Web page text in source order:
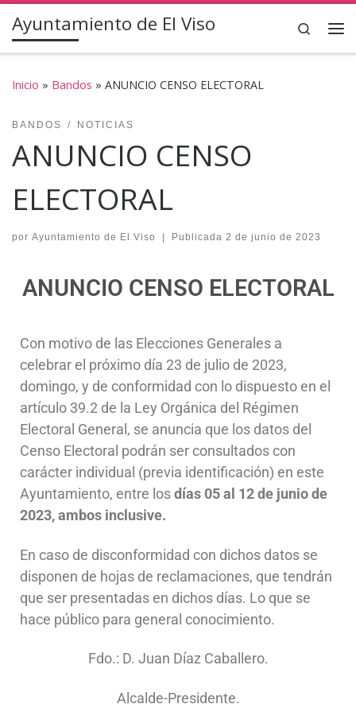
Saltar al contenido
Ayuntamiento de El Viso Search
Inicio » Bandos » ANUNCIO CENSO ELECTORAL
BANDOS NOTICIAS
ANUNCIO CENSO
ELECTORAL
por Ayuntamiento de El Viso | Publicada 2 de junio de 2023
ANUNCIO CENSO ELECTORAL
Con motivo de las Elecciones Generales a
celebrar el próximo día 23 de julio de 2023,
domingo, y de conformidad con lo dispuesto en el
artículo 39.2 de la Ley Orgánica del Régimen
Electoral General, se anuncia que los datos del
Censo Electoral podrán ser consultados con
carácter individual (previa identificación) en este
Ayuntamiento, entre losdías 05 al 12 de junio de
2023, ambos inclusive.
En caso de disconformidad con dichos datos se
disponen de hojas de reclamaciones, que tendrán
que ser presentadas en dichos días. Lo que se
hace público para general conocimiento.
Fdo.: D. Juan Díaz Caballero.
Alcalde-Presidente.